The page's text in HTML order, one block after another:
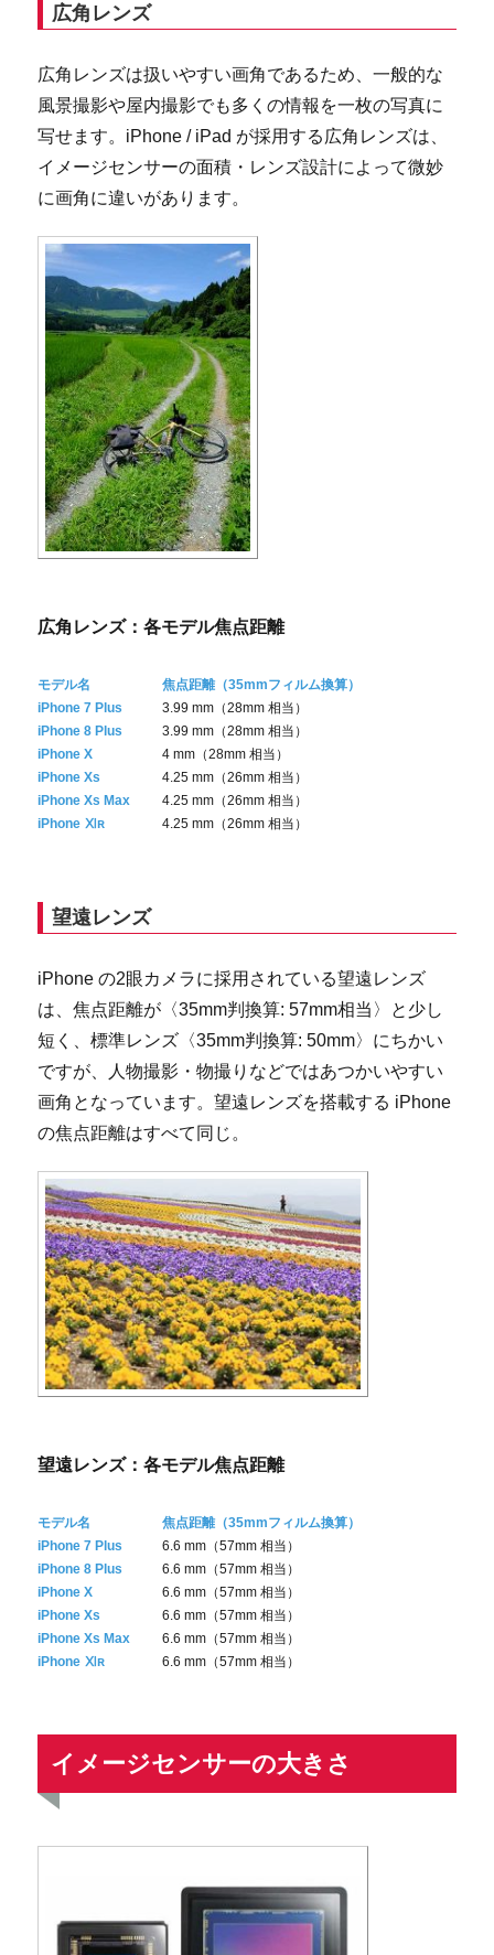
広角レンズ
広角レンズは扱いやすい画角であるため、一般的な
風景撮影や屋内撮影でも多くの情報を一枚の写真に
写せます。iPhone / iPad が採用する広角レンズは、
イメージセンサーの面積・レンズ設計によって微妙
に画角に違いがあります。
広角レンズ：各モデル焦点距離
モデル名
焦点距離（35mmフィルム換算）
iPhone 7 Plus
3.99 mm（28mm 相当）
iPhone 8 Plus
3.99 mm（28mm 相当）
iPhone X
4 mm（28mm 相当）
iPhone Xs
4.25 mm（26mm 相当）
iPhone Xs Max
4.25 mm（26mm 相当）
iPhone Ⅺʀ
4.25 mm（26mm 相当）
望遠レンズ
iPhone の2眼カメラに採用されている望遠レンズ
は、焦点距離が〈35mm判換算: 57mm相当〉と少し
短く、標準レンズ〈35mm判換算: 50mm〉にちかい
ですが、人物撮影・物撮りなどではあつかいやすい
画角となっています。望遠レンズを搭載する iPhone
の焦点距離はすべて同じ。
望遠レンズ：各モデル焦点距離
モデル名
焦点距離（35mmフィルム換算）
iPhone 7 Plus
6.6 mm（57mm 相当）
iPhone 8 Plus
6.6 mm（57mm 相当）
iPhone X
6.6 mm（57mm 相当）
iPhone Xs
6.6 mm（57mm 相当）
iPhone Xs Max
6.6 mm（57mm 相当）
iPhone Ⅺʀ
6.6 mm（57mm 相当）
イメージセンサーの大きさ